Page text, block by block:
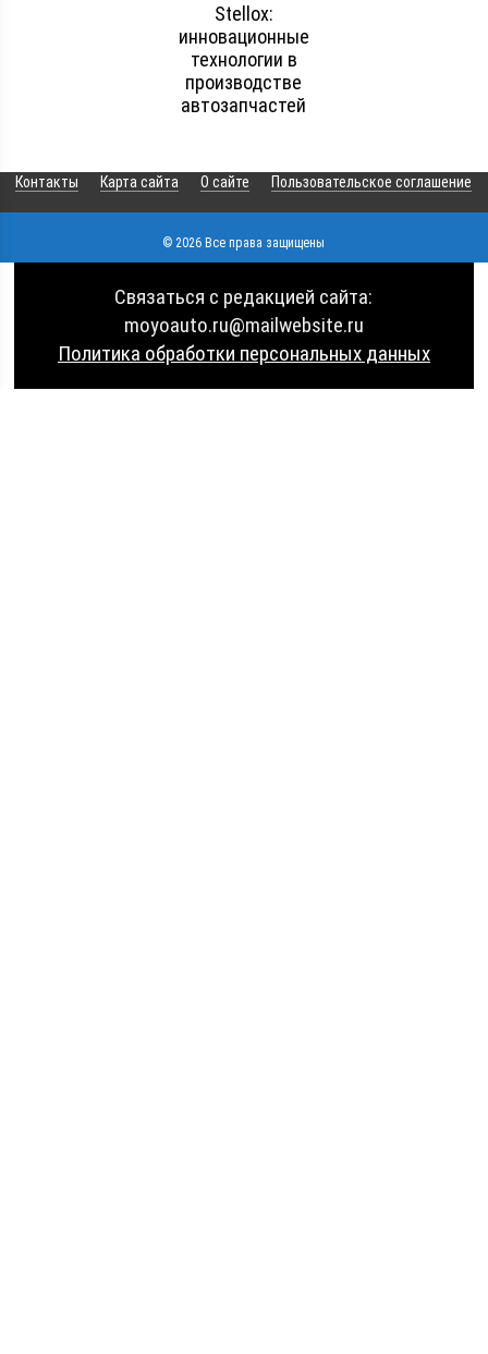
Stellox:
инновационные
технологии в
производстве
автозапчастей
Контакты Карта сайта О сайте Пользовательское соглашение
© 2026 Все права защищены
Связаться с редакцией сайта:
moyoauto.ru@mailwebsite.ru
Политика обработки персональных данных